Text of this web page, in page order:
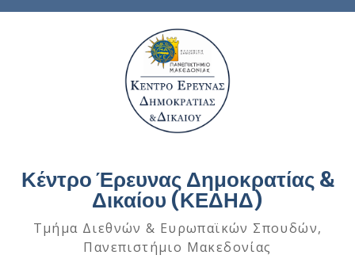
Κέντρο Έρευνας Δημοκρατίας &
Δικαίου (ΚΕΔΗΔ)
Τμήμα Διεθνών & Ευρωπαϊκών Σπουδών,
Πανεπιστήμιο Μακεδονίας